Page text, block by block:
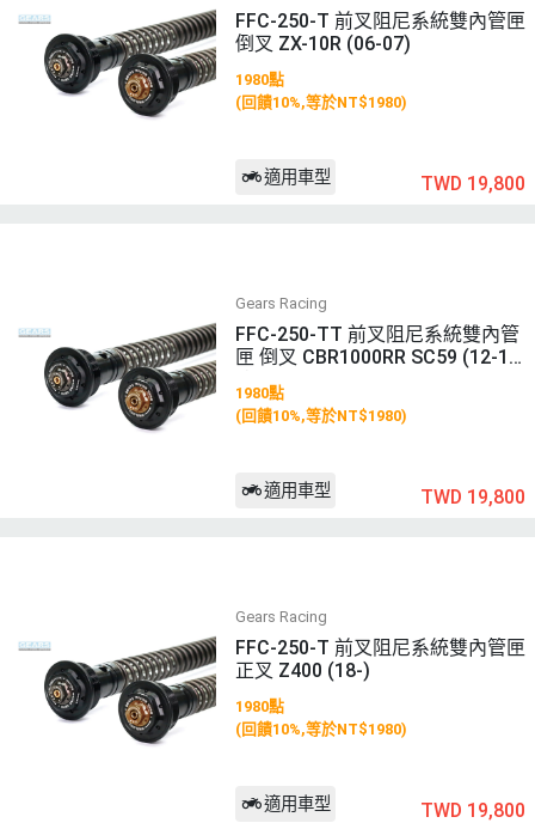
FFC-250-T 前叉阻尼系統雙內管匣
倒叉 ZX-10R (06-07)
1980點
(回饋10%,等於NT$1980)
適用車型 TWD 19,800
Gears Racing
FFC-250-TT 前叉阻尼系統雙內管
匣 倒叉 CBR1000RR SC59 (12-1
1980點
(回饋10%,等於NT$1980)
適用車型 TWD 19,800
Gears Racing
FFC-250-T 前叉阻尼系統雙內管匣
正叉 Z400 (18-)
1980點
(回饋10%,等於NT$1980)
適用車型 TWD 19,800